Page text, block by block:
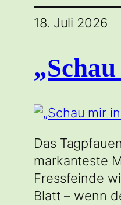
18. Juli 2026
Das
markanteste
Fressfeinde
Blatt – wenn